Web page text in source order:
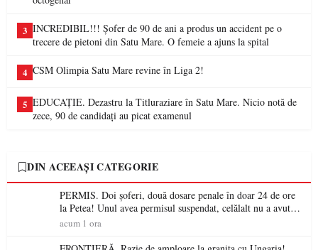
3 INCREDIBIL!!! Șofer de 90 de ani a produs un accident pe o
trecere de pietoni din Satu Mare. O femeie a ajuns la spital
4 CSM Olimpia Satu Mare revine în Liga 2!
5 EDUCAȚIE. Dezastru la Titluraziare în Satu Mare. Nicio notă de
zece, 90 de candidați au picat examenul
DIN ACEEAȘI CATEGORIE
PERMIS. Doi șoferi, două dosare penale în doar 24 de ore
la Petea! Unul avea permisul suspendat, celălalt nu a avut
niciodată permis
acum 1 ora